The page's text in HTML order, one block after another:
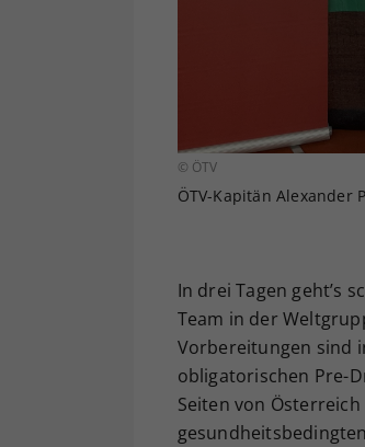
© ÖTV
ÖTV-Kapitän Alexander
In drei Tagen geht’s
Team in der
Vorbereitungen sind
obligatorischen Pre-
Seiten von